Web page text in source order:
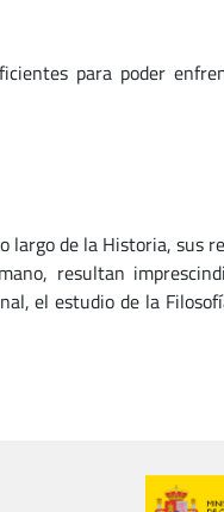
para poder
de la Historia, sus
resultan
el estudio de la